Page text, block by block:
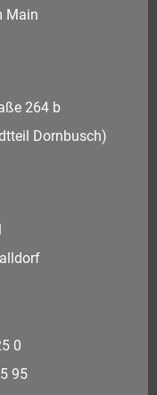
Main
264 b
Dornbusch)
0
95